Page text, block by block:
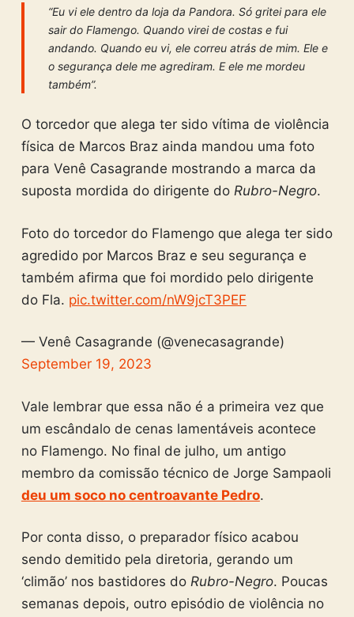
“Eu vi ele dentro da loja da Pandora. Só gritei para ele
sair do Flamengo. Quando virei de costas e fui
andando. Quando eu vi, ele correu atrás de mim. Ele e
o segurança dele me agrediram. E ele me mordeu
também”.
O torcedor que alega ter sido vítima de violência
física de Marcos Braz ainda mandou uma foto
para Venê Casagrande mostrando a marca da
suposta mordida do dirigente do Rubro-Negro.
Foto do torcedor do Flamengo que alega ter sido
agredido por Marcos Braz e seu segurança e
também afirma que foi mordido pelo dirigente
do Fla. pic.twitter.com/nW9jcT3PEF
— Venê Casagrande (@venecasagrande)
September 19, 2023
Vale lembrar que essa não é a primeira vez que
um escândalo de cenas lamentáveis acontece
no Flamengo. No final de julho, um antigo
membro da comissão técnico de Jorge Sampaoli
deu um soco no centroavante Pedro.
Por conta disso, o preparador físico acabou
sendo demitido pela diretoria, gerando um
‘climão’ nos bastidores do Rubro-Negro. Poucas
semanas depois, outro episódio de violência no